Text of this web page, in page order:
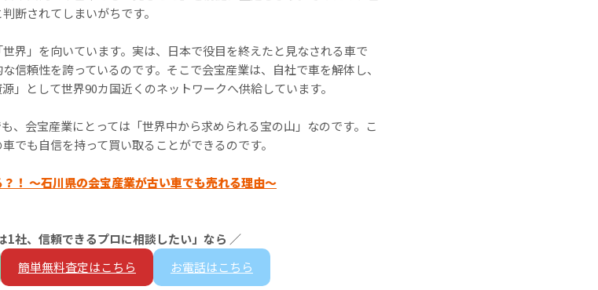
断されてしまいがちです。
界」を向いています。実は、日本で役目を終えたと見なされる車で
信頼性を誇っているのです。そこで会宝産業は、自社で車を解体し、
」として世界90カ国近くのネットワークへ供給しています。
、会宝産業にとっては「世界中から求められる宝の山」なのです。こ
でも自信を持って買い取ることができるのです。
！ ～石川県の会宝産業が古い車でも売れる理由～
1社、信頼できるプロに相談したい」なら ／
簡単無料査定はこちら お電話はこちら